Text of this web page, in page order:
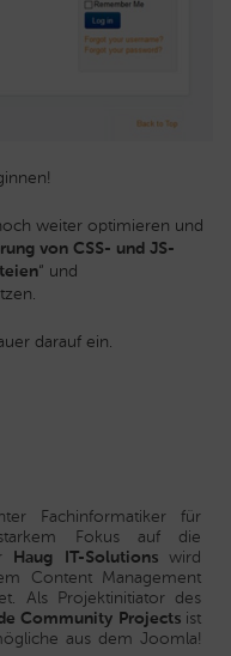
weiter optimieren und
von CSS- und JS-
“ und
darauf ein.
Fachinformatiker für
Fokus auf die
Haug IT-Solutionswird
Content Management
Als Projektinitiator des
Community Projectsist
aus dem Joomla!